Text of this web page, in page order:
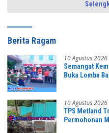
Berita Ragam
10 Agustus 2026
Semangat
Buka Lomba
10 Agustus 2026
TPS Metland
Permohonan